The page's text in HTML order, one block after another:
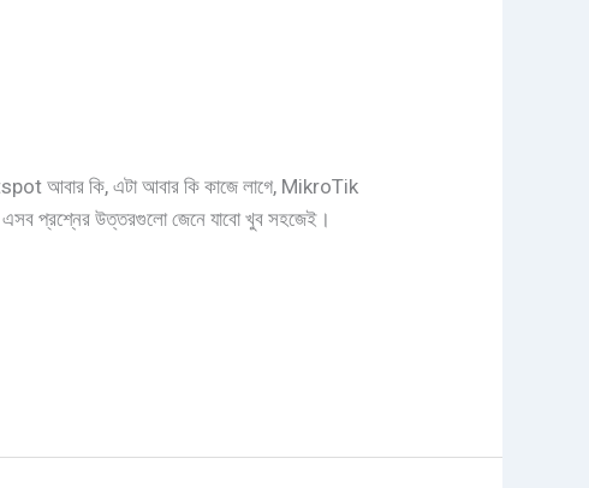
আবার কি, এটা আবার কি কাজে লাগে, MikroTik
এসব প্রশ্নের উত্তরগুলো জেনে যাবো খুব সহজেই।